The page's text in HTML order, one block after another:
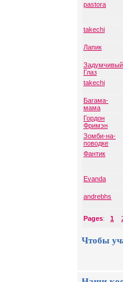
pastora
takechi
Лапик
Задумчивый
Глаз
takechi
Багама-
мама
Гордон
Фримэн
Зомби-на-
поводке
Фантик
Evanda
andrebhs
Pages: 1
Чтобы